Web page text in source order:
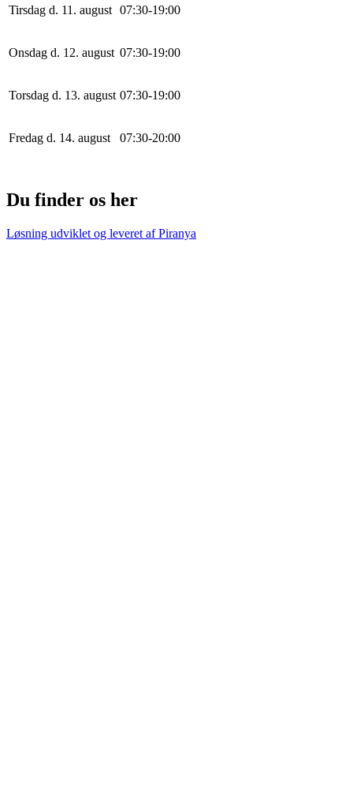
Tirsdag d. 11. august 07:30-19:00
Onsdag d. 12. august 07:30-19:00
Torsdag d. 13. august 07:30-19:00
Fredag d. 14. august 07:30-20:00
Du finder os her
Løsning udviklet og leveret afPiranya